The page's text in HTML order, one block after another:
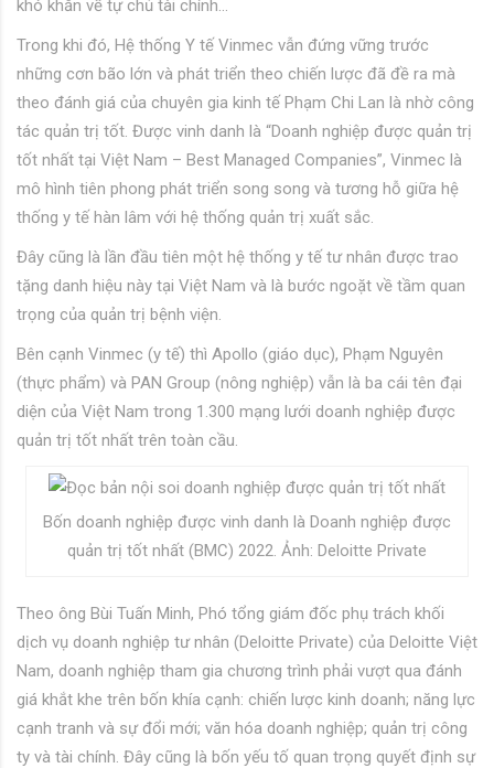
khó khăn về tự chủ tài chính…
Trong khi đó, Hệ thống Y tế Vinmec vẫn đứng vững trước
những cơn bão lớn và phát triển theo chiến lược đã đề ra mà
theo đánh giá của chuyên gia kinh tế Phạm Chi Lan là nhờ công
tác quản trị tốt. Được vinh danh là “Doanh nghiệp được quản trị
tốt nhất tại Việt Nam – Best Managed Companies”, Vinmec là
mô hình tiên phong phát triển song song và tương hỗ giữa hệ
thống y tế hàn lâm với hệ thống quản trị xuất sắc.
Đây cũng là lần đầu tiên một hệ thống y tế tư nhân được trao
tặng danh hiệu này tại Việt Nam và là bước ngoặt về tầm quan
trọng của quản trị bệnh viện.
Bên cạnh Vinmec (y tế) thì Apollo (giáo dục), Phạm Nguyên
(thực phẩm) và PAN Group (nông nghiệp) vẫn là ba cái tên đại
diện của Việt Nam trong 1.300 mạng lưới doanh nghiệp được
quản trị tốt nhất trên toàn cầu.
Bốn doanh nghiệp được vinh danh là Doanh nghiệp được
quản trị tốt nhất (BMC) 2022. Ảnh: Deloitte Private
Theo ông Bùi Tuấn Minh, Phó tổng giám đốc phụ trách khối
dịch vụ doanh nghiệp tư nhân (Deloitte Private) của Deloitte Việt
Nam, doanh nghiệp tham gia chương trình phải vượt qua đánh
giá khắt khe trên bốn khía cạnh: chiến lược kinh doanh; năng lực
cạnh tranh và sự đổi mới; văn hóa doanh nghiệp; quản trị công
ty và tài chính. Đây cũng là bốn yếu tố quan trọng quyết định sự